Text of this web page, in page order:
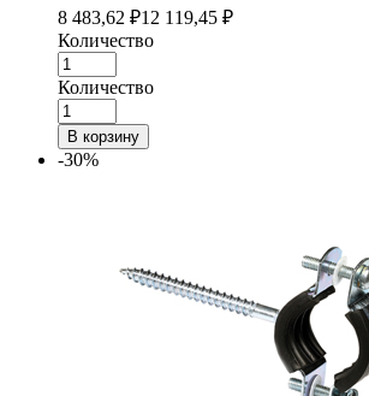
8 483,62 ₽12 119,45 ₽
Количество
Количество
В корзину
-30%